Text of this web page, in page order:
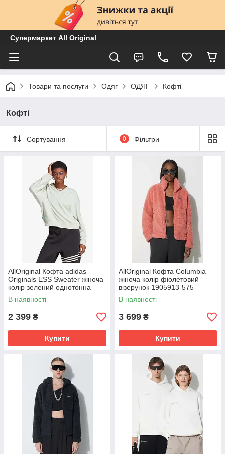
Супермаркет All Original
Товари та послуги Одяг ОДЯГ Кофті
Кофті
Сортування 0 Фільтри
AllOriginal Кофта adidas
Originals ESS Sweater жіноча
колір зелений однотонна
IC1823-green розмір: 34, 36,
38
В наявності
2 399 ₴
Купити
AllOriginal Кофта Columbia
жіноча колір фіолетовий
візерунок 1905913-575
РОЗМІРИ ЗАПИТУЙТЕ
В наявності
3 699 ₴
Купити